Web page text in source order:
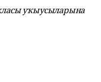
уҡыусыларына